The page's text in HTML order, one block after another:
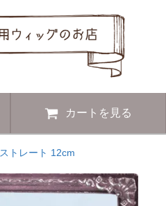
カートを見る
ストレート 12cm